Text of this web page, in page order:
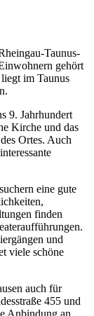
Taunus-
gehört
im Taunus
9. Jahrhundert
Kirche und das
Ortes. Auch
eine gute
finden
und
viele schöne
auch für
455 und
Anbindung an